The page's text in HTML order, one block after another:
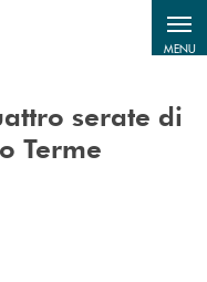
MENU
serate di
Terme